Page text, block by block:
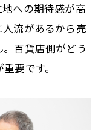
への期待感が高
流があるから売
百貨店側がどう
要です。